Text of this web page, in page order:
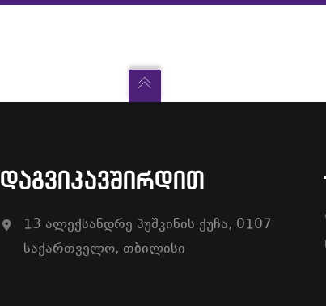
ᲓᲐᲒᲕᲘᲙᲐᲕᲨᲘᲠᲓᲘᲗ
13 ალექსანდრე პუშკინის ქუჩა, 0107
საქართველო, თბილისი